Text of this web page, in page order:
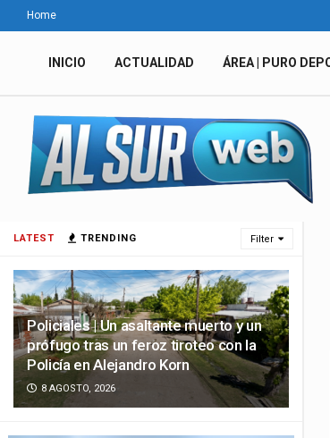
LATEST TRENDING Filter
Policiales | Un asaltante muerto y un
prófugo tras un feroz tiroteo con la
Policía en Alejandro Korn
8 AGOSTO, 2026
Home
INICIO ACTUALIDAD ÁREA | PURO